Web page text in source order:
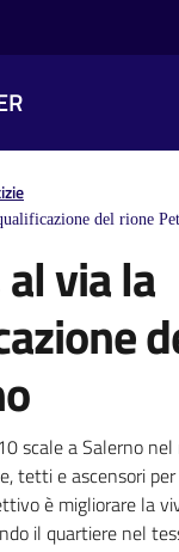
del rione
via la
scale a Salerno
tetti e ascensori
è migliorare la
il quartiere nel